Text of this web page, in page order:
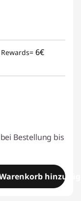
6€
Bestellung bis